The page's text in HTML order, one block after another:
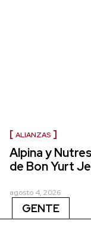
ALIANZAS
Alpina y
de Bon Yurt
agosto 4, 2026
GENTE